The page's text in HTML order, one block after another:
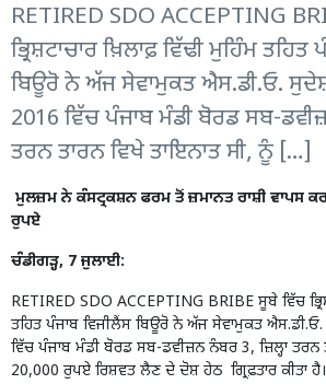
RETIRED SDO ACCEPTING
ਭ੍ਰਿਸ਼ਟਾਚਾਰ ਖ਼ਿਲਾਫ਼ ਵਿੱਢੀ ਮੁਹਿੰਮ ਤਹਿਤ
ਬਿਊਰੋ ਨੇ ਅੱਜ ਸੇਵਾਮੁਕਤ ਐਸ.ਡੀ.ਓ.
2016 ਵਿੱਚ ਪੰਜਾਬ ਮੰਡੀ ਬੋਰਡ ਸਬ-
ਤਰਨ ਤਾਰਨ ਵਿਖੇ ਤਾਇਨਾਤ ਸੀ, ਨੂੰ […]
ਮੁਲਜ਼ਮ ਨੇ ਕੰਸਟ੍ਰਕਸ਼ਨ ਫਰਮ ਤੋਂ ਜ਼ਮਾਨਤ ਰਾਸ਼ੀ ਵਾਪਸ
ਰੁਪਏ
ਚੰਡੀਗੜ੍ਹ, 7 ਜੁਲਾਈ:
RETIRED SDO ACCEPTING BRIBE ਸੂਬੇ ਵਿੱਚ
ਤਹਿਤ ਪੰਜਾਬ ਵਿਜੀਲੈਂਸ ਬਿਊਰੋ ਨੇ ਅੱਜ ਸੇਵਾਮੁਕਤ
ਵਿੱਚ ਪੰਜਾਬ ਮੰਡੀ ਬੋਰਡ ਸਬ-ਡਵੀਜ਼ਨ ਨੰਬਰ 3, ਜ਼ਿਲ੍ਹਾ ਤਰਨ
20,000 ਰੁਪਏ ਰਿਸ਼ਵਤ ਲੈਣ ਦੇ ਦੋਸ਼ ਹੇਠ ਗ੍ਰਿਫ਼ਤਾਰ ਕੀਤਾ ਹੈ।